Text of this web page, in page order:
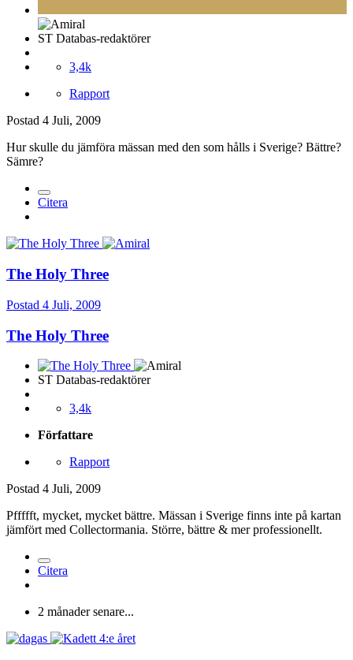
ST Databas-redaktörer
3,4k
Rapport
Postad 4 Juli, 2009
Hur skulle du jämföra mässan med den som hålls i Sverige? Bättre?
Sämre?
Citera
The Holy Three
Postad 4 Juli, 2009
The Holy Three
ST Databas-redaktörer
3,4k
Författare
Rapport
Postad 4 Juli, 2009
Pffffft, mycket, mycket bättre. Mässan i Sverige finns inte på kartan
jämfört med Collectormania. Större, bättre & mer professionellt.
Citera
2 månader senare...